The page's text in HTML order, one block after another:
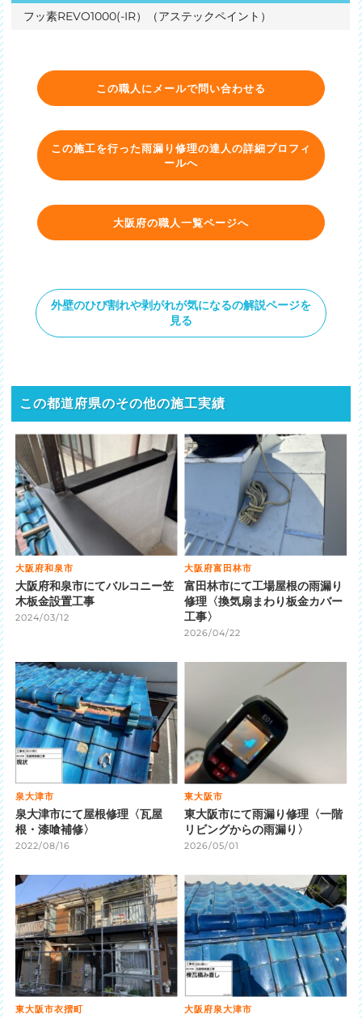
フッ素REVO1000(-IR）（アステックペイント）
この職人にメールで問い合わせる
この施工を行った雨漏り修理の達人の詳細プロフィ
ールへ
大阪府の職人一覧ページへ
外壁のひび割れや剥がれが気になるの解説ページを
見る
この都道府県のその他の施工実績
大阪府和泉市
大阪府和泉市にてバルコニー笠
木板金設置工事
2024/03/12
大阪府富田林市
富田林市にて工場屋根の雨漏り
修理〈換気扇まわり板金カバー
工事〉
2026/04/22
泉大津市
泉大津市にて屋根修理〈瓦屋
根・漆喰補修〉
2022/08/16
東大阪市
東大阪市にて雨漏り修理〈一階
リビングからの雨漏り〉
2026/05/01
東大阪市衣摺町 大阪府泉大津市